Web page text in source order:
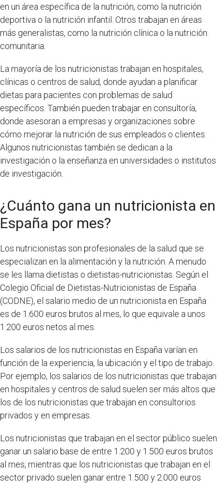
en un área específica de la nutrición, como la nutrición
deportiva o la nutrición infantil. Otros trabajan en áreas
más generalistas, como la nutrición clínica o la nutrición
comunitaria.
La mayoría de los nutricionistas trabajan en hospitales,
clínicas o centros de salud, donde ayudan a planificar
dietas para pacientes con problemas de salud
específicos. También pueden trabajar en consultoría,
donde asesoran a empresas y organizaciones sobre
cómo mejorar la nutrición de sus empleados o clientes.
Algunos nutricionistas también se dedican a la
investigación o la enseñanza en universidades o institutos
de investigación.
¿Cuánto gana un nutricionista en
España por mes?
Los nutricionistas son profesionales de la salud que se
especializan en la alimentación y la nutrición. A menudo
se les llama dietistas o dietistas-nutricionistas. Según el
Colegio Oficial de Dietistas-Nutricionistas de España
(CODNE), el salario medio de un nutricionista en España
es de 1.600 euros brutos al mes, lo que equivale a unos
1.200 euros netos al mes.
Los salarios de los nutricionistas en España varían en
función de la experiencia, la ubicación y el tipo de trabajo.
Por ejemplo, los salarios de los nutricionistas que trabajan
en hospitales y centros de salud suelen ser más altos que
los de los nutricionistas que trabajan en consultorios
privados y en empresas.
Los nutricionistas que trabajan en el sector público suelen
ganar un salario base de entre 1.200 y 1.500 euros brutos
al mes, mientras que los nutricionistas que trabajan en el
sector privado suelen ganar entre 1.500 y 2.000 euros